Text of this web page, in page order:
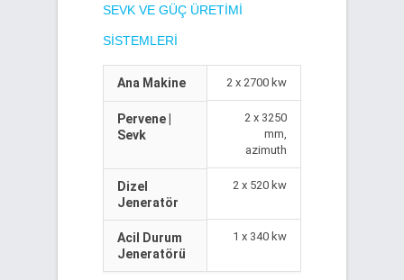
SEVK VE GÜÇ ÜRETIMI
SISTEMLERI
Ana Makine 2 x 2700 kw
Pervene |
Sevk
2 x 3250
mm,
azimuth
Dizel
Jeneratör
2 x 520 kw
Acil Durum
Jeneratörü
1 x 340 kw